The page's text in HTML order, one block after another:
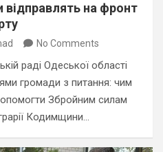
на фронт
No Comments
раді Одеської області
громади з питання: чим
Збройним силам
Кодимщини…